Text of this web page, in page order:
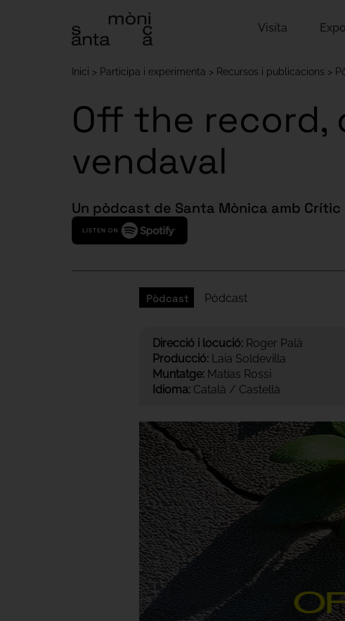
Visita
Inici Participa i experimenta Recursos i publicacions
Off the record,
vendaval
Un pòdcast de Santa Mònica amb Crític
Pòdcast Pòdcast
Direcció i locució: Roger Palà
Producció: Laia Soldevilla
Muntatge: Matías Rossi
Idioma: Català / Castellà